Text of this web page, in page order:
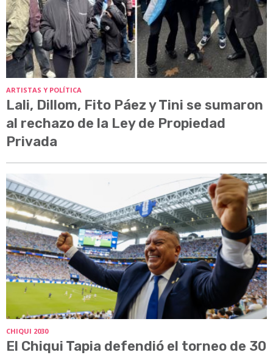
ARTISTAS Y POLÍTICA
Lali, Dillom, Fito Páez y Tini se sumaron
al rechazo de la Ley de Propiedad
Privada
CHIQUI 2030
El Chiqui Tapia defendió el torneo de 30